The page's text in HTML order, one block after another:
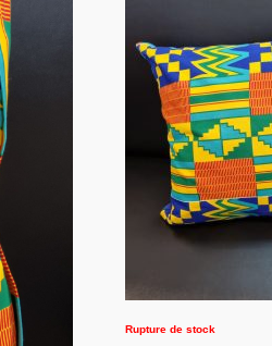
Rupture de stock